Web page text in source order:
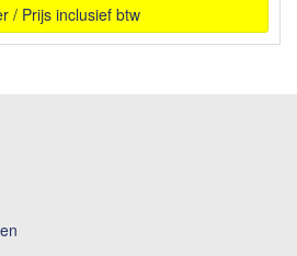
/ Prijs inclusief btw